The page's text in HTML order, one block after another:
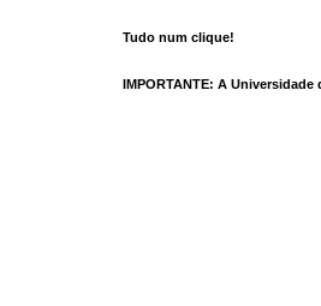
Tudo num clique!
IMPORTANTE: A